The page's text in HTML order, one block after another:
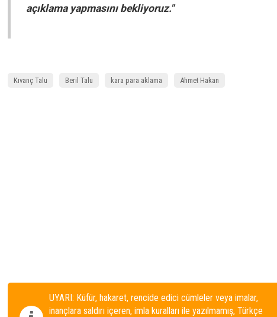
açıklama yapmasını bekliyoruz."
Kıvanç Talu Beril Talu kara para aklama Ahmet Hakan
UYARI: Küfür, hakaret, rencide edici cümleler veya imalar,
inançlara saldırı içeren, imla kuralları ile yazılmamış, Türkçe